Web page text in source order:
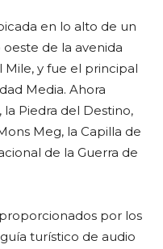
en lo alto de un
de la avenida
y fue el principal
Media. Ahora
la Piedra del Destino,
Meg, la Capilla de
de la Guerra de
por los
turístico de audio